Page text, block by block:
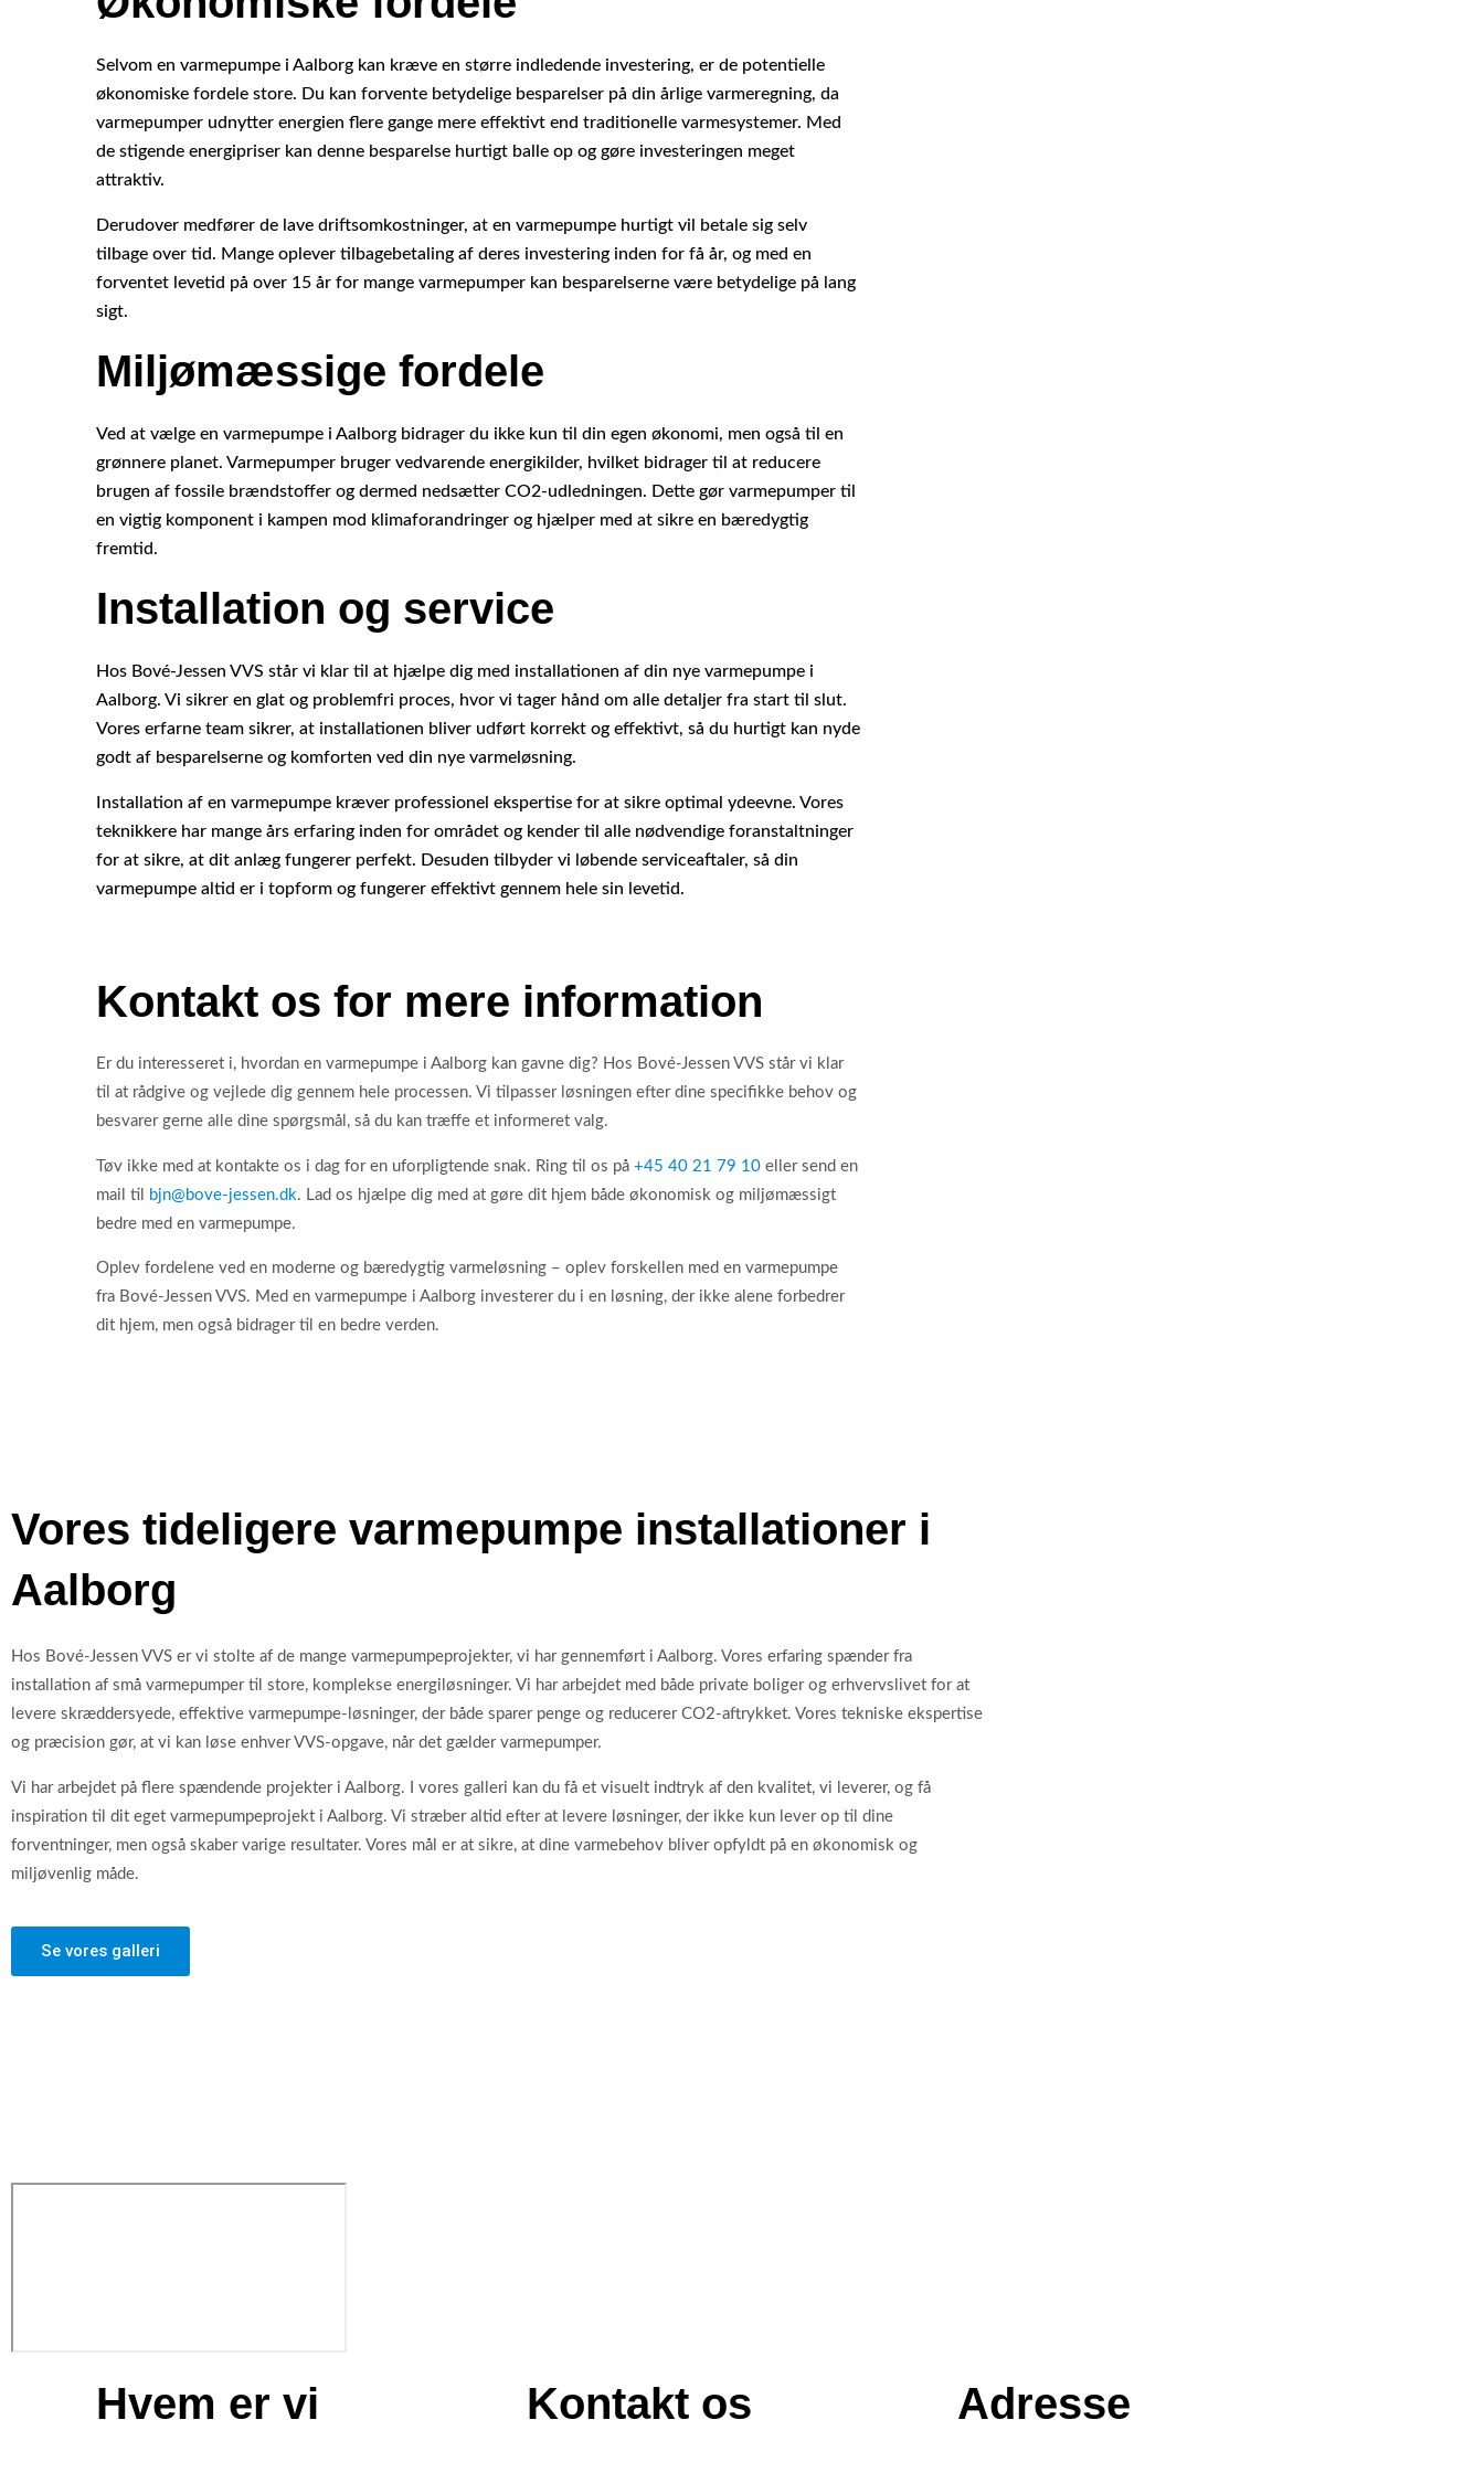
Selvom en varmepumpe i Aalborg kan kræve en større indledende investering, er de potentielle
økonomiske fordele store. Du kan forvente betydelige besparelser på din årlige varmeregning, da
varmepumper udnytter energien flere gange mere effektivt end traditionelle varmesystemer. Med
de stigende energipriser kan denne besparelse hurtigt balle op og gøre investeringen meget
attraktiv.
Derudover medfører de lave driftsomkostninger, at en varmepumpe hurtigt vil betale sig selv
tilbage over tid. Mange oplever tilbagebetaling af deres investering inden for få år, og med en
forventet levetid på over 15 år for mange varmepumper kan besparelserne være betydelige på lang
sigt.
Miljømæssige fordele
Ved at vælge en varmepumpe i Aalborg bidrager du ikke kun til din egen økonomi, men også til en
grønnere planet. Varmepumper bruger vedvarende energikilder, hvilket bidrager til at reducere
brugen af fossile brændstoffer og dermed nedsætter CO2-udledningen. Dette gør varmepumper til
en vigtig komponent i kampen mod klimaforandringer og hjælper med at sikre en bæredygtig
fremtid.
Installation og service
Hos Bové-Jessen VVS står vi klar til at hjælpe dig med installationen af din nye varmepumpe i
Aalborg. Vi sikrer en glat og problemfri proces, hvor vi tager hånd om alle detaljer fra start til slut.
Vores erfarne team sikrer, at installationen bliver udført korrekt og effektivt, så du hurtigt kan nyde
godt af besparelserne og komforten ved din nye varmeløsning.
Installation af en varmepumpe kræver professionel ekspertise for at sikre optimal ydeevne. Vores
teknikkere har mange års erfaring inden for området og kender til alle nødvendige foranstaltninger
for at sikre, at dit anlæg fungerer perfekt. Desuden tilbyder vi løbende serviceaftaler, så din
varmepumpe altid er i topform og fungerer effektivt gennem hele sin levetid.
Kontakt os for mere information
Er du interesseret i, hvordan en varmepumpe i Aalborg kan gavne dig? Hos Bové-Jessen VVS står vi klar
til at rådgive og vejlede dig gennem hele processen. Vi tilpasser løsningen efter dine specifikke behov og
besvarer gerne alle dine spørgsmål, så du kan træffe et informeret valg.
Tøv ikke med at kontakte os i dag for en uforpligtende snak. Ring til os på +45 40 21 79 10 eller send en
mail til
bjn@bove-jessen.dk. Lad os hjælpe dig med at gøre dit hjem både økonomisk og miljømæssigt
bedre med en varmepumpe.
Oplev fordelene ved en moderne og bæredygtig varmeløsning – oplev forskellen med en varmepumpe
fra Bové-Jessen VVS. Med en varmepumpe i Aalborg investerer du i en løsning, der ikke alene forbedrer
dit hjem, men også bidrager til en bedre verden.
Vores tideligere varmepumpe installationer i
Aalborg
Hos Bové-Jessen VVS er vi stolte af de mange varmepumpeprojekter, vi har gennemført i Aalborg. Vores erfaring spænder fra
installation af små varmepumper til store, komplekse energiløsninger. Vi har arbejdet med både private boliger og erhvervslivet for at
levere skræddersyede, effektive varmepumpe-løsninger, der både sparer penge og reducerer CO2-aftrykket. Vores tekniske ekspertise
og præcision gør, at vi kan løse enhver VVS-opgave, når det gælder varmepumper.
Vi har arbejdet på flere spændende projekter i Aalborg. I vores galleri kan du få et visuelt indtryk af den kvalitet, vi leverer, og få
inspiration til dit eget varmepumpeprojekt i Aalborg. Vi stræber altid efter at levere løsninger, der ikke kun lever op til dine
forventninger, men også skaber varige resultater. Vores mål er at sikre, at dine varmebehov bliver opfyldt på en økonomisk og
miljøvenlig måde.
Se vores galleri
Hvem er vi Kontakt os Adresse